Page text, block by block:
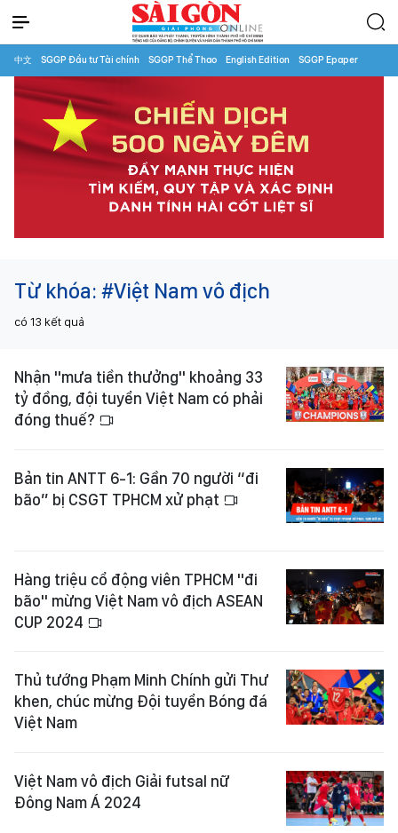
中文 SGGP Đầu tư Tài chính SGGP Thể Thao English Edition SGGP Epaper
Từ khóa: #Việt Nam vô địch
có 13 kết quả
Nhận "mưa tiền thưởng" khoảng 33
tỷ đồng, đội tuyển Việt Nam có phải
đóng thuế?
Bản tin ANTT 6-1: Gần 70 người “đi
bão” bị CSGT TPHCM xử phạt
Hàng triệu cổ động viên TPHCM "đi
bão" mừng Việt Nam vô địch ASEAN
CUP 2024
Thủ tướng Phạm Minh Chính gửi Thư
khen, chúc mừng Đội tuyển Bóng đá
Việt Nam
Việt Nam vô địch Giải futsal nữ
Đông Nam Á 2024